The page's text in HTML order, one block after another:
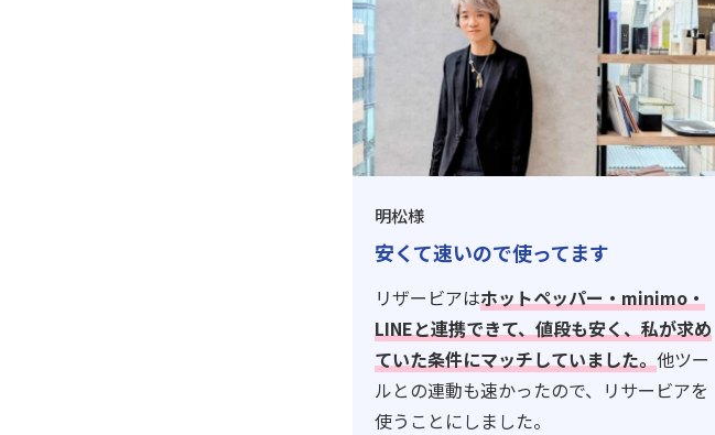
明松様
安くて速いので使ってます
リザービアはホットペッパー・minimo・
LINEと連携できて、値段も安く、私が求め
ていた条件にマッチしていました。他ツー
ルとの連動も速かったので、リサービアを
使うことにしました。